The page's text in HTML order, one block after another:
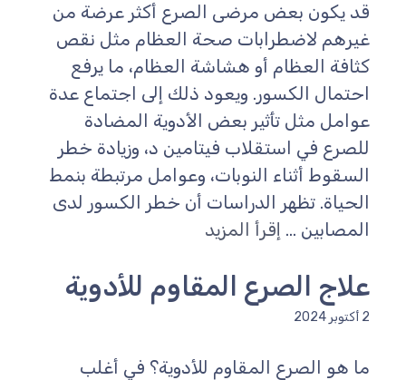
قد يكون بعض مرضى الصرع أكثر عرضة من
غيرهم لاضطرابات صحة العظام مثل نقص
كثافة العظام أو هشاشة العظام، ما يرفع
احتمال الكسور. ويعود ذلك إلى اجتماع عدة
عوامل مثل تأثير بعض الأدوية المضادة
للصرع في استقلاب فيتامين د، وزيادة خطر
السقوط أثناء النوبات، وعوامل مرتبطة بنمط
الحياة. تظهر الدراسات أن خطر الكسور لدى
المصابين ... إقرأ المزيد
علاج الصرع المقاوم للأدوية
2 أكتوبر 2024
ما هو الصرع المقاوم للأدوية؟ في أغلب